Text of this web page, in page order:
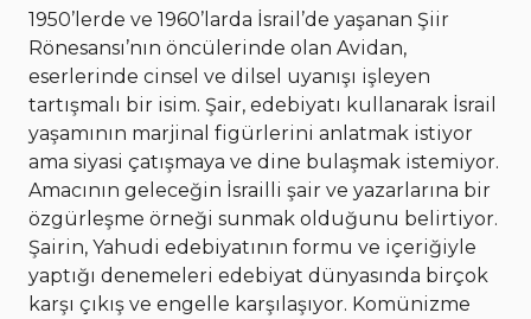
1950’lerde ve 1960’larda İsrail’de yaşanan Şiir
Rönesansı’nın öncülerinde olan Avidan,
eserlerinde cinsel ve dilsel uyanışı işleyen
tartışmalı bir isim. Şair, edebiyatı kullanarak İsrail
yaşamının marjinal figürlerini anlatmak istiyor
ama siyasi çatışmaya ve dine bulaşmak istemiyor.
Amacının geleceğin İsrailli şair ve yazarlarına bir
özgürleşme örneği sunmak olduğunu belirtiyor.
Şairin, Yahudi edebiyatının formu ve içeriğiyle
yaptığı denemeleri edebiyat dünyasında birçok
karşı çıkış ve engelle karşılaşıyor. Komünizme